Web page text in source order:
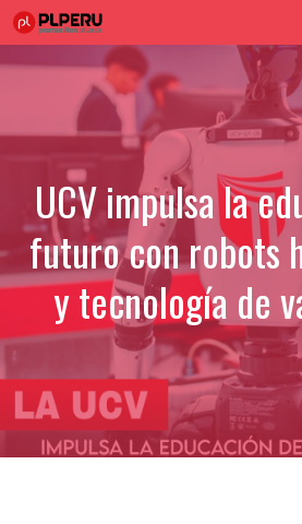
Saltar
al
contenido
UCV impulsa la
futuro con robots
y tecnología de